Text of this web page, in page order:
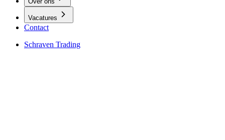
Vacatures
Contact
Schraven Trading